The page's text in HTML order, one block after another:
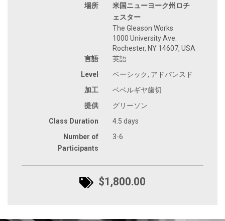
場所
米国ニューヨーク州ロチ
ェスター
The Gleason Works
1000 University Ave.
Rochester, NY 14607, USA
言語
英語
Level
ベーシック, アドバンスド
加工
ベベルギヤ歯切
提供
グリーソン
Class Duration
4.5 days
Number of
Participants
3-6
$1,800.00